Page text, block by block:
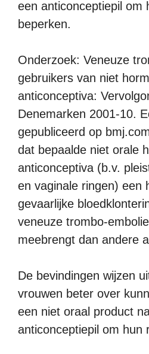
een anticonceptiepil om
beperken.
Onderzoek: Veneuze
gebruikers van niet
anticonceptiva:
Denemarken 2001-10.
gepubliceerd op
dat bepaalde niet orale
anticonceptiva (b.v.
en vaginale ringen) een
gevaarlijke
veneuze trombo-
meebrengt dan andere
De bevindingen wijzen
vrouwen beter over
een niet oraal product
anticonceptiepil om hun